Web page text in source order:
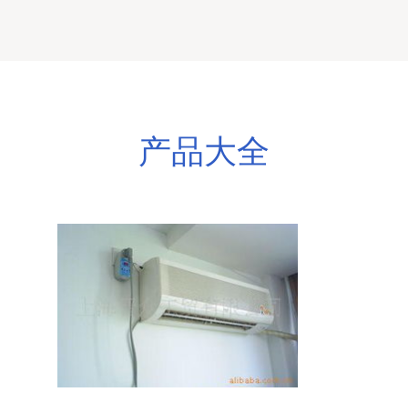
产品大全